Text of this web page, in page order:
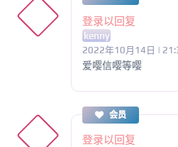
登录以回复
kenny
2022年10月14日 |
爱嘤信嘤等嘤
会员
登录以回复